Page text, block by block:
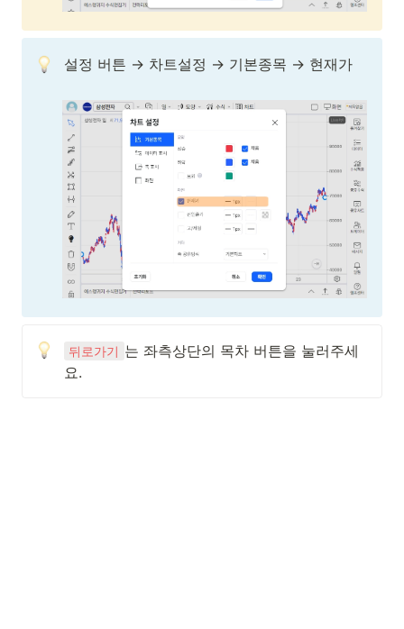
설정 버튼 → 차트설정 → 기본종목 → 현재가
뒤로가기 는 좌측상단의 목차 버튼을 눌러주세
요.